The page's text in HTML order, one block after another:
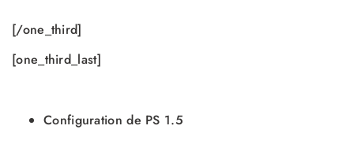
[/one_third]
[one_third_last]
Configuration de PS 1.5